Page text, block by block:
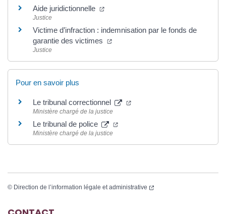
Aide juridictionnelle
Justice
Victime d’infraction : indemnisation par le fonds de
garantie des victimes
Justice
Pour en savoir plus
Le tribunal correctionnel
Ministère chargé de la justice
Le tribunal de police
Ministère chargé de la justice
© Direction de l’information légale et administrative